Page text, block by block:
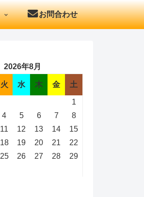
お問合わせ
2026年8月
火 水 木 金 土
1
4 5 6 7
8
11 12 13 14
15
18 19 20 21
22
25 26 27 28
29